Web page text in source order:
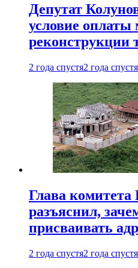
Депутат
условие
реконструкции
2 года спустя2 года спустя
Глава комитета
разъяснил,
присваивать
2 года спустя2 года спустя